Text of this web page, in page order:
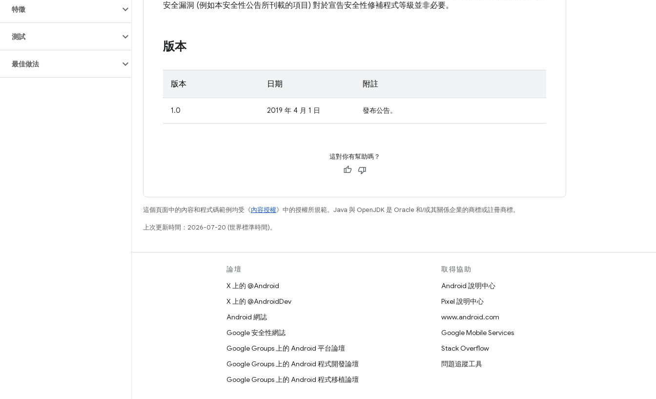
特徵
測試
最佳做法
安全漏洞 (例如本安全性公告所刊載的項目) 對於宣告安全性修補程式等級並非必要。
版本
版本 日期 附註
1.0 2019 年 4 月 1 日 發布公告。
這對你有幫助嗎？
這個頁面中的內容和程式碼範例均受《內容授權》中的授權所規範。Java 與 OpenJDK 是 Oracle 和/或其關係企業的商標或註冊商標。
上次更新時間：2026-07-20 (世界標準時間)。
論壇
X 上的 @Android
X 上的 @AndroidDev
Android 網誌
Google 安全性網誌
Google Groups 上的 Android 平台論壇
Google Groups 上的 Android 程式開發論壇
Google Groups 上的 Android 程式移植論壇
取得協助
Android 說明中心
Pixel 說明中心
www.android.com
Google Mobile Services
Stack Overflow
問題追蹤工具